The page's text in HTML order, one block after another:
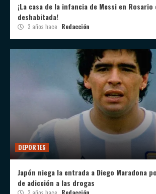
¡La casa de la infancia de Messi en Rosario
deshabitada!
3 años hace Redacción
DEPORTES
Japón niega la entrada a Diego Maradona
de adicción a las drogas
3 años hace Redacción